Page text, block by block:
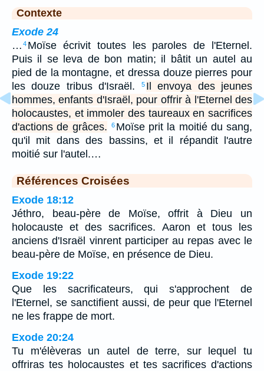
Contexte
Exode 24
… 4 Moïse écrivit toutes les paroles de l'Eternel.
Puis il se leva de bon matin; il bâtit un autel au
pied de la montagne, et dressa douze pierres pour
les douze tribus d'Israël.
5 Il envoya des jeunes
hommes, enfants d'Israël, pour offrir à l'Eternel des
holocaustes, et immoler des taureaux en sacrifices
d'actions de grâces.
6 Moïse prit la moitié du sang,
qu'il mit dans des bassins, et il répandit l'autre
moitié sur l'autel.…
Références Croisées
Exode 18:12
Jéthro, beau-père de Moïse, offrit à Dieu un
holocauste et des sacrifices. Aaron et tous les
anciens d'Israël vinrent participer au repas avec le
beau-père de Moïse, en présence de Dieu.
Exode 19:22
Que les sacrificateurs, qui s'approchent de
l'Eternel, se sanctifient aussi, de peur que l'Eternel
ne les frappe de mort.
Exode 20:24
Tu m'élèveras un autel de terre, sur lequel tu
offriras tes holocaustes et tes sacrifices d'actions